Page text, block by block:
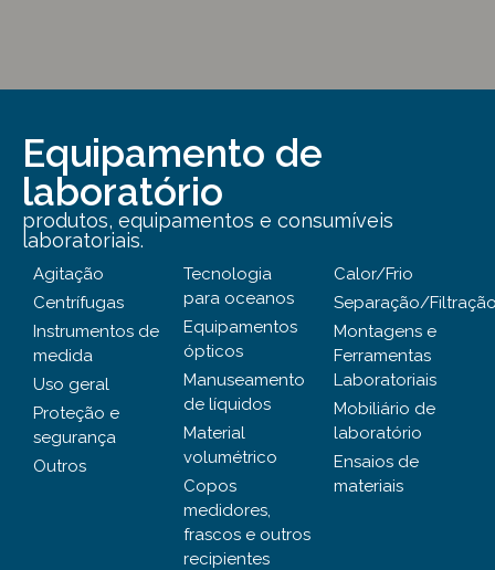
Equipamento de
laboratório
produtos, equipamentos e consumíveis
laboratoriais.
Agitação
Centrífugas
Instrumentos de
medida
Uso geral
Proteção e
segurança
Outros
Tecnologia
para oceanos
Equipamentos
ópticos
Manuseamento
de líquidos
Material
volumétrico
Copos
medidores,
frascos e outros
recipientes
Calor/Frio
Separação/
Montagens e
Ferramentas
Laboratoriais
Mobiliário de
laboratório
Ensaios de
materiais